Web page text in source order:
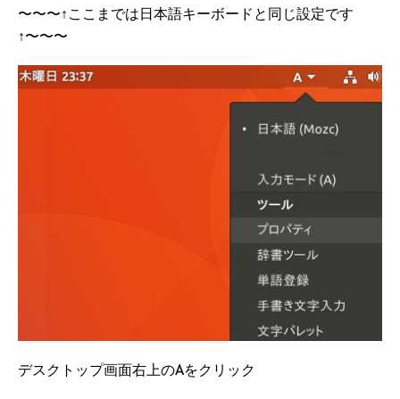
〜〜〜↑ここまでは日本語キーボードと同じ設定です
↑〜〜〜
デスクトップ画面右上のAをクリック